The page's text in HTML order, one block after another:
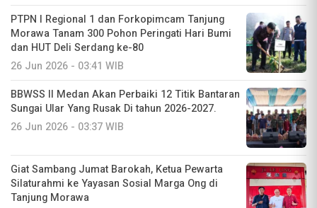
PTPN I Regional 1 dan Forkopimcam Tanjung
Morawa Tanam 300 Pohon Peringati Hari Bumi
dan HUT Deli Serdang ke-80
26 Jun 2026 - 03:41 WIB
BBWSS II Medan Akan Perbaiki 12 Titik Bantaran
Sungai Ular Yang Rusak Di tahun 2026-2027.
26 Jun 2026 - 03:37 WIB
Giat Sambang Jumat Barokah, Ketua Pewarta
Silaturahmi ke Yayasan Sosial Marga Ong di
Tanjung Morawa